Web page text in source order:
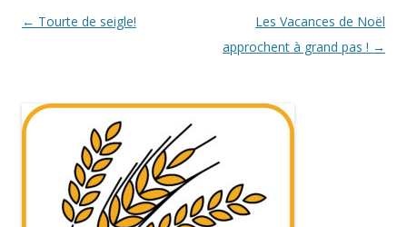
Navigation
← Tourte de seigle!
Les Vacances de Noël
approchent à grand pas ! →